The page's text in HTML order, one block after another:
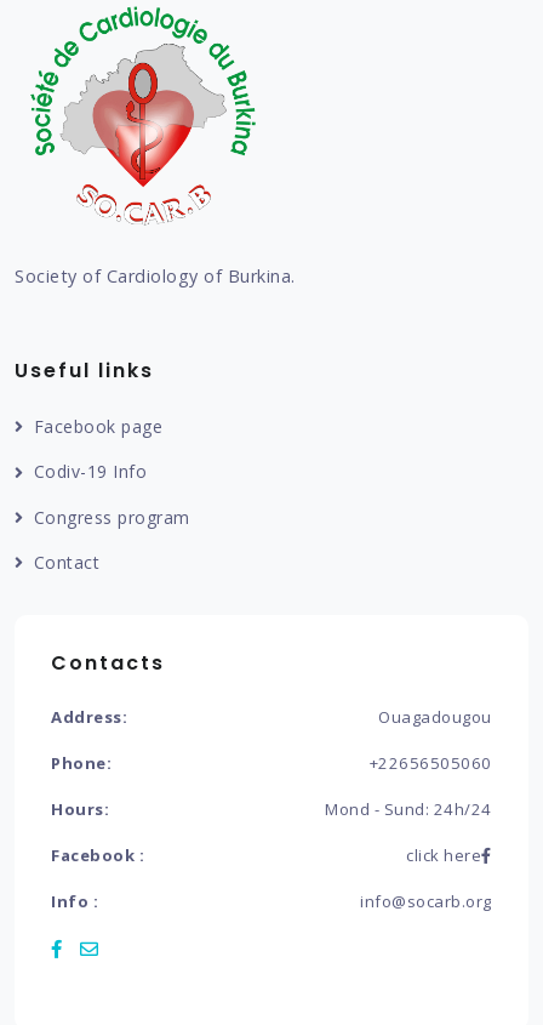
Society of Cardiology of Burkina.
Useful links
Facebook page
Codiv-19 Info
Congress program
Contact
Contacts
Address: Ouagadougou
Phone: +22656505060
Hours: Mond - Sund: 24h/24
Facebook : click here
Info : info@socarb.org